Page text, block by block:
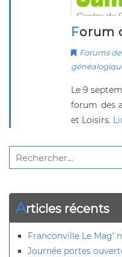
Forums
Le 9
forum des
et Loisirs.
Rechercher :
Articles récents
Franconville Le Mag’
Journée portes